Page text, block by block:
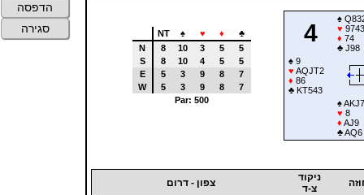
4
♠
♥ 9743
♦ 74
♣ J98
♠ 9
♥ AQJT2
♦ 86
♣ KT543
♠
♥ 8
♦ AJ9
♣AQ6
NT ♠ ♥ ♦
♣
N
8 10 3 5
5
S
8 10 4 5
5
E
5 3 9 8
7
W
5 3 9 8
7
Par: 500
ניקוד
צ-ד
צפון - דרום
הדפסה
סגירה